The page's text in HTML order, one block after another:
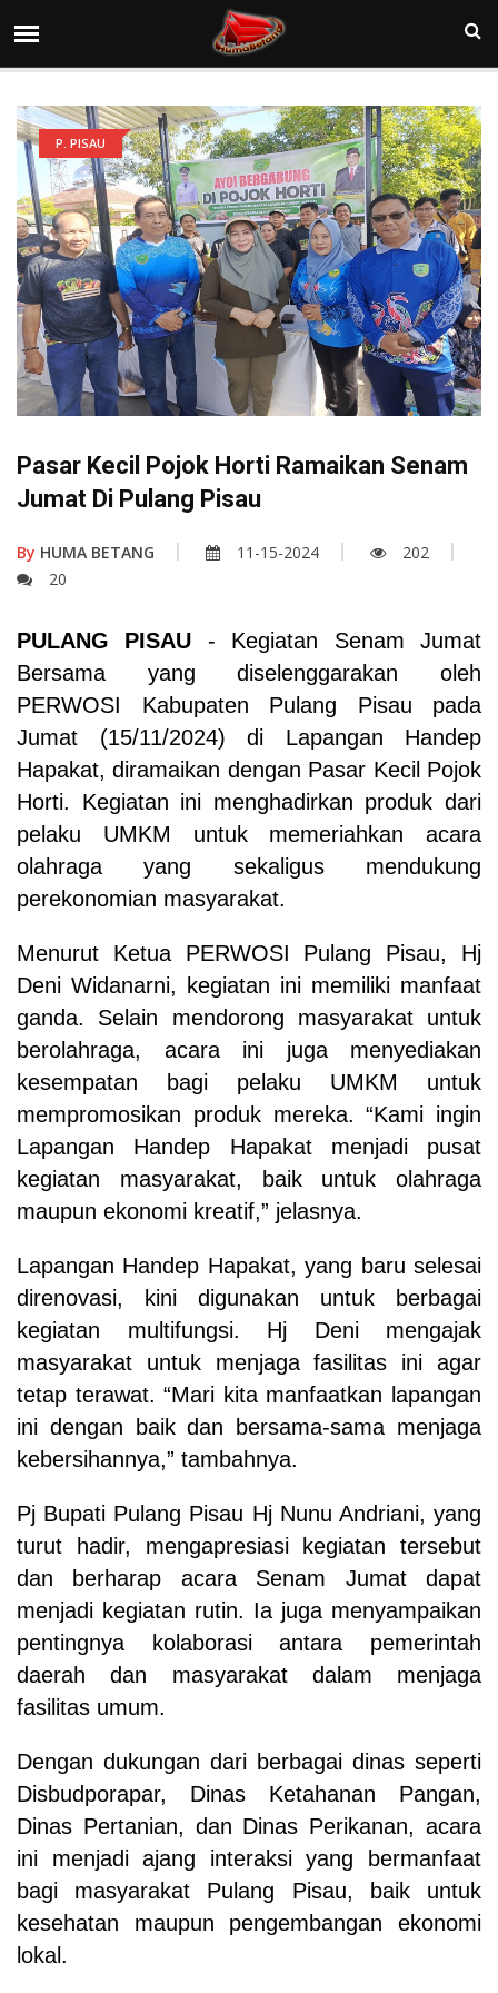
P. PISAU
Pasar Kecil Pojok Horti Ramaikan Senam
Jumat Di Pulang Pisau
By HUMA BETANG 11-15-2024
202
20
PULANG PISAU - Kegiatan Senam Jumat
Bersama yang diselenggarakan oleh
PERWOSI Kabupaten Pulang Pisau pada
Jumat (15/11/2024) di Lapangan Handep
Hapakat, diramaikan dengan Pasar Kecil Pojok
Horti. Kegiatan ini menghadirkan produk dari
pelaku UMKM untuk memeriahkan acara
olahraga yang sekaligus mendukung
perekonomian masyarakat.
Menurut Ketua PERWOSI Pulang Pisau, Hj
Deni Widanarni, kegiatan ini memiliki manfaat
ganda. Selain mendorong masyarakat untuk
berolahraga, acara ini juga menyediakan
kesempatan bagi pelaku UMKM untuk
mempromosikan produk mereka. “Kami ingin
Lapangan Handep Hapakat menjadi pusat
kegiatan masyarakat, baik untuk olahraga
maupun ekonomi kreatif,” jelasnya.
Lapangan Handep Hapakat, yang baru selesai
direnovasi, kini digunakan untuk berbagai
kegiatan multifungsi. Hj Deni mengajak
masyarakat untuk menjaga fasilitas ini agar
tetap terawat. “Mari kita manfaatkan lapangan
ini dengan baik dan bersama-sama menjaga
kebersihannya,” tambahnya.
Pj Bupati Pulang Pisau Hj Nunu Andriani, yang
turut hadir, mengapresiasi kegiatan tersebut
dan berharap acara Senam Jumat dapat
menjadi kegiatan rutin. Ia juga menyampaikan
pentingnya kolaborasi antara pemerintah
daerah dan masyarakat dalam menjaga
fasilitas umum.
Dengan dukungan dari berbagai dinas seperti
Disbudporapar, Dinas Ketahanan Pangan,
Dinas Pertanian, dan Dinas Perikanan, acara
ini menjadi ajang interaksi yang bermanfaat
bagi masyarakat Pulang Pisau, baik untuk
kesehatan maupun pengembangan ekonomi
lokal.